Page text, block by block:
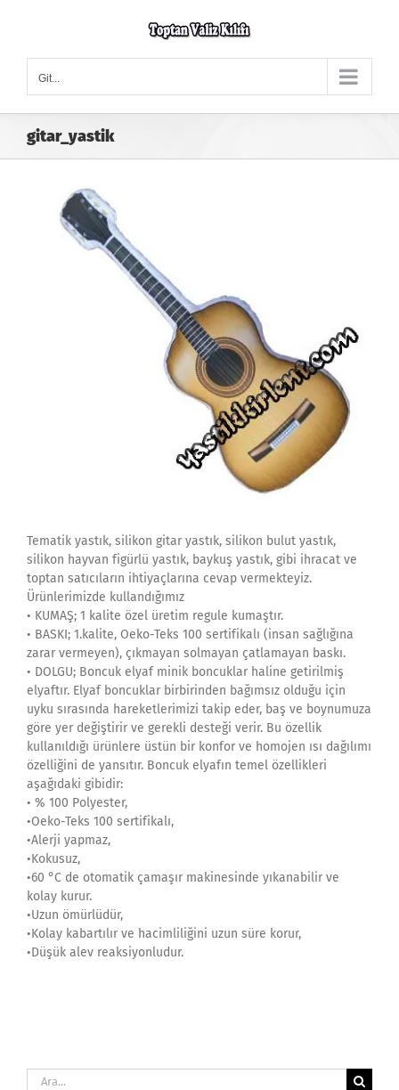
Git...
gitar_yastik
Tematik yastık, silikon gitar yastık, silikon bulut yastık,
silikon hayvan figürlü yastık, baykuş yastık, gibi ihracat ve
toptan satıcıların ihtiyaçlarına cevap vermekteyiz.
Ürünlerimizde kullandığımız
• KUMAŞ; 1 kalite özel üretim regule kumaştır.
• BASKI; 1.kalite, Oeko-Teks 100 sertifikalı (insan sağlığına
zarar vermeyen), çıkmayan solmayan çatlamayan baskı.
• DOLGU; Boncuk elyaf minik boncuklar haline getirilmiş
elyaftır. Elyaf boncuklar birbirinden bağımsız olduğu için
uyku sırasında hareketlerimizi takip eder, baş ve boynumuza
göre yer değiştirir ve gerekli desteği verir. Bu özellik
kullanıldığı ürünlere üstün bir konfor ve homojen ısı dağılımı
özelliğini de yansıtır. Boncuk elyafın temel özellikleri
aşağıdaki gibidir:
• % 100 Polyester,
•Oeko-Teks 100 sertifikalı,
•Alerji yapmaz,
•Kokusuz,
•60 °C de otomatik çamaşır makinesinde yıkanabilir ve
kolay kurur.
•Uzun ömürlüdür,
•Kolay kabartılır ve hacimliliğini uzun süre korur,
•Düşük alev reaksiyonludur.
Ara: